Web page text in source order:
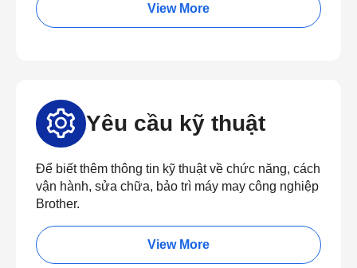
View More
Yêu cầu kỹ thuật
Để biết thêm thông tin kỹ thuật về chức năng, cách
vận hành, sửa chữa, bảo trì máy may công nghiệp
Brother.
View More